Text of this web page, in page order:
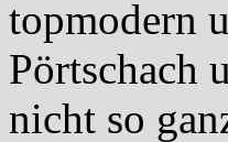
topmodern
Pörtschach
nicht so